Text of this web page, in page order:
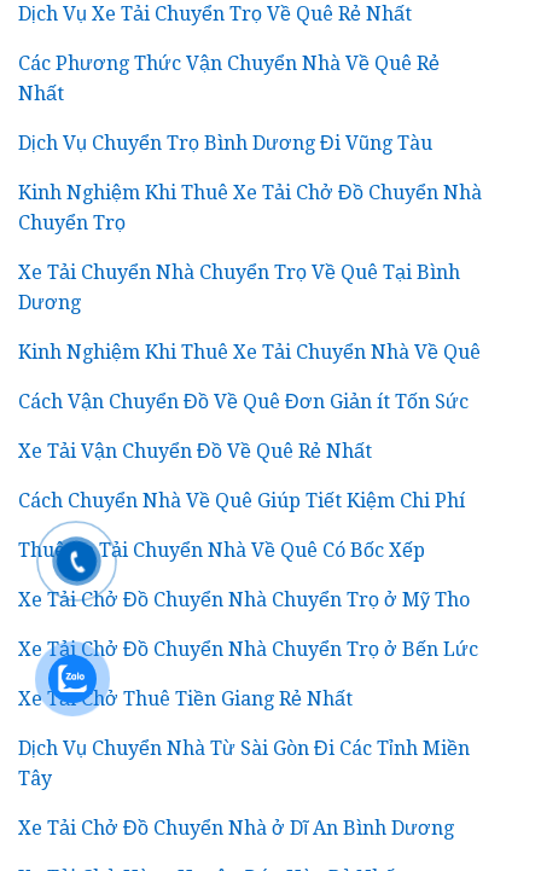
Dịch Vụ Xe Tải Chuyển Trọ Về Quê Rẻ Nhất
Các Phương Thức Vận Chuyển Nhà Về Quê Rẻ
Nhất
Dịch Vụ Chuyển Trọ Bình Dương Đi Vũng Tàu
Kinh Nghiệm Khi Thuê Xe Tải Chở Đồ Chuyển Nhà
Chuyển Trọ
Xe Tải Chuyển Nhà Chuyển Trọ Về Quê Tại Bình
Dương
Kinh Nghiệm Khi Thuê Xe Tải Chuyển Nhà Về Quê
Cách Vận Chuyển Đồ Về Quê Đơn Giản ít Tốn Sức
Xe Tải Vận Chuyển Đồ Về Quê Rẻ Nhất
Cách Chuyển Nhà Về Quê Giúp Tiết Kiệm Chi Phí
Thuê Xe Tải Chuyển Nhà Về Quê Có Bốc Xếp
Xe Tải Chở Đồ Chuyển Nhà Chuyển Trọ ở Mỹ Tho
Xe Tải Chở Đồ Chuyển Nhà Chuyển Trọ ở Bến Lức
Xe Tải Chở Thuê Tiền Giang Rẻ Nhất
Dịch Vụ Chuyển Nhà Từ Sài Gòn Đi Các Tỉnh Miền
Tây
Xe Tải Chở Đồ Chuyển Nhà ở Dĩ An Bình Dương